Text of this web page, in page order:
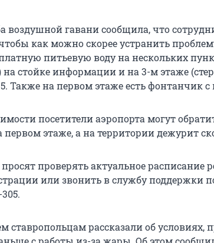
воздушной гавани сообщила, что
как можно скорее устранить
питьевую воду на нескольких
на стойке информации и на 3-м этаже
Также на первом этаже есть фонтанчик с
посетители аэропорта могут
первом этаже, а на территории дежурит
проверять актуальное расписание
или звонить в службу поддержки
.
ставропольцам рассказали об условиях,